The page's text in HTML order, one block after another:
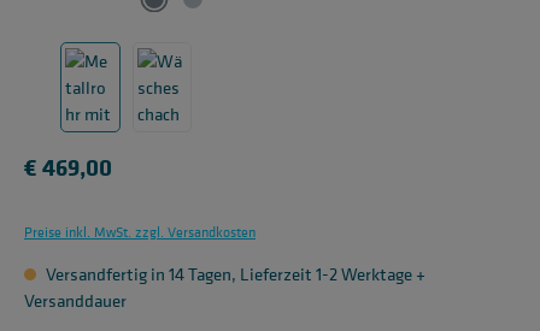
Regulärer Preis:
€ 469,00
Preise inkl. MwSt. zzgl. Versandkosten
Versandfertig in 14 Tagen, Lieferzeit 1-2 Werktage +
Versanddauer